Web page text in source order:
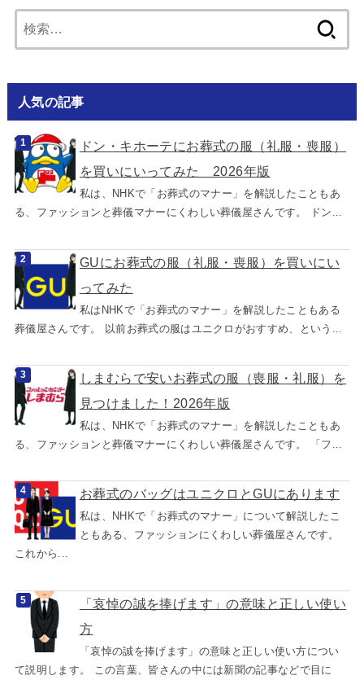
索:
人気の記事
ドン・キホーテにお葬式の服（礼服・喪服）
を買いにいってみた 2026年版
私は、NHKで「お葬式のマナー」を解説したこともあ
る、ファッションと葬儀マナーにくわしい葬儀屋さんです。 ドン...
GUにお葬式の服（礼服・喪服）を買いにい
ってみた
私はNHKで「お葬式のマナー」を解説したこともある
葬儀屋さんです。 以前お葬式の服はユニクロがおすすめ、という...
しまむらで安いお葬式の服（喪服・礼服）を
見つけました！2026年版
私は、NHKで「お葬式のマナー」を解説したこともあ
る、ファッションと葬儀マナーにくわしい葬儀屋さんです。 「フ...
お葬式のバッグはユニクロとGUにあります
私は、NHKで「お葬式のマナー」について解説したこ
ともある、ファッションにくわしい葬儀屋さんです。
これから...
「哀悼の誠を捧げます」の意味と正しい使い
方
「哀悼の誠を捧げます」の意味と正しい使い方につい
て説明します。 この言葉、皆さんの中には新聞の記事などで目に